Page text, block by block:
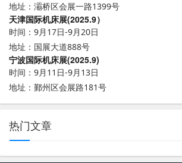
地址：灞桥区会展一路1399号
天津国际机床展(2025.9）
时间：9月17日-9月20日
地址：国展大道888号
宁波国际机床展(2025.9)
时间：9月11日-9月13日
地址：鄞州区会展路181号
热门文章